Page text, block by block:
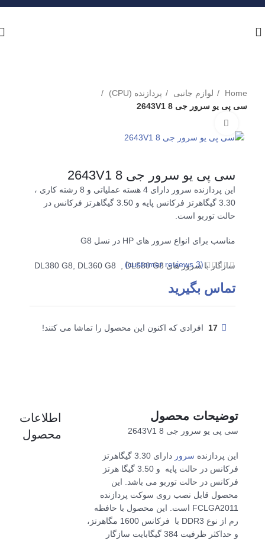
Home لوازم جانبی
پردازنده (CPU)
سی پی یو سرور جی 8 2643V1
سی پی یو سرور جی 8 2643V1
این پردازنده سرور دارای 4 هسته عملیاتی و 8 رشته کاری ،
3.30 گیگاهرتز فرکانس پایه و 3.50 گیگاهرتز فرکانس در
حالت توربو است.
مناسب برای انواع سرور های HP در نسل G8
سازگار با سرور های DL380 G8, DL360 G8 , DL580 G8
(
3
customer reviews)
تماس بگیرید
17 افرادی که اکنون این محصول را تماشا می کنند!
توضیحات محصول
سی پی یو سرور جی 8 2643V1
این پردازنده سرور
دارای 3.30 گیگاهرتز
فرکانس در حالت پایه و 3.50 گیگا هرتز
فرکانس در حالت توربو می باشد. این
محصول قابل نصب روی سوکت پردازنده
FCLGA2011 است. این محصول با حافظه
رم از نوع DDR3 با فرکانس 1600 مگاهرتز،
و حداکثر ظرفیت 384 گیگابایت سازگار
اطلاعات
محصول